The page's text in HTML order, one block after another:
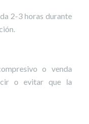
2-3 horas durante
o venda
o evitar que la